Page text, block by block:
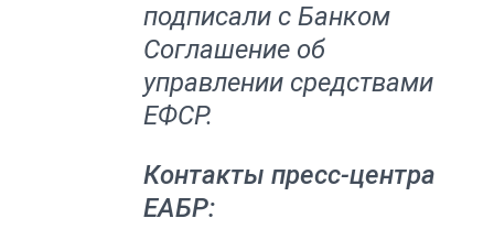
подписали с Банком
Соглашение об
управлении средствами
ЕФСР.
Контакты пресс-центра
ЕАБР: